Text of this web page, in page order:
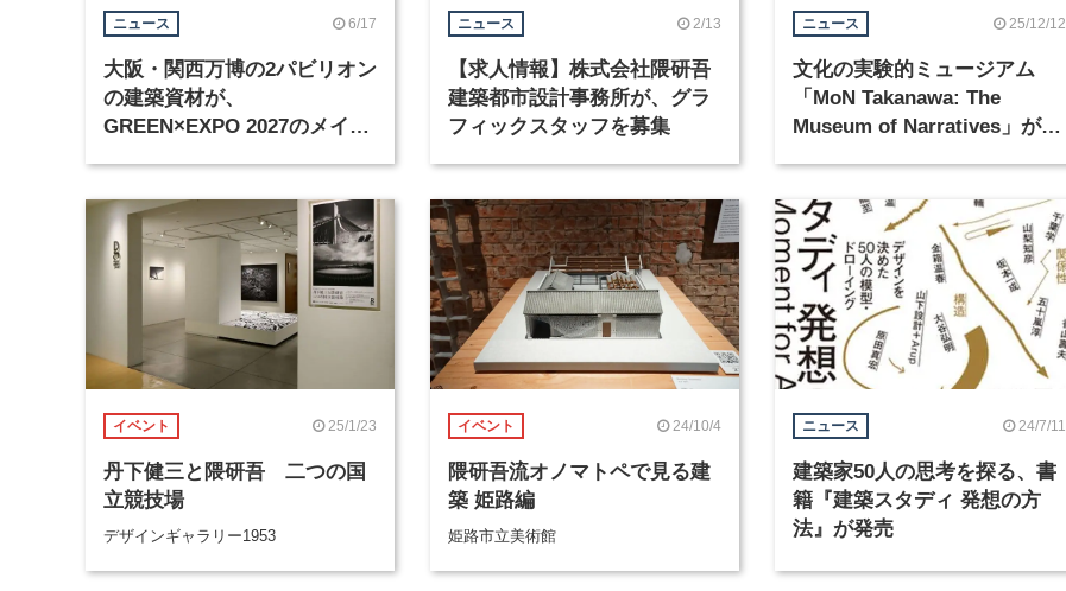
ニュース 6/17
大阪・関西万博の2パビリオン
の建築資材が、
GREEN×EXPO 2027のメイン
ニュース 2/13
【求人情報】株式会社隈研吾
建築都市設計事務所が、グラ
フィックスタッフを募集
ニュース 25/12/12
文化の実験的ミュージアム
「MoN Takanawa: The
Museum of Narratives」が
イベント 25/1/23
丹下健三と隈研吾 二つの国
立競技場
デザインギャラリー1953
イベント 24/10/4
隈研吾流オノマトペで見る建
築 姫路編
姫路市立美術館
ニュース 24/7/11
建築家50人の思考を探る、書
籍『建築スタディ 発想の方
法』が発売